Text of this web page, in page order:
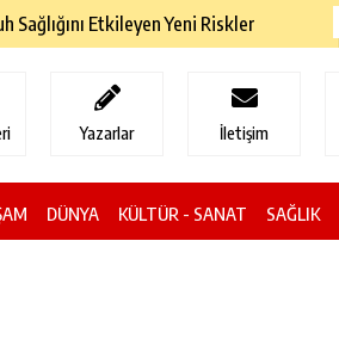
Yazarlar İletişim
DÜNYA KÜLTÜR - SANAT SAĞLIK